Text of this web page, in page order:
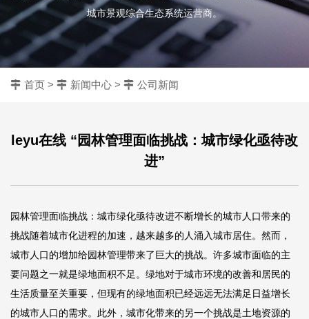
城市景观综合生态系统运营商。
首页 > 新闻中心 > 公司新闻
leyu在线 “园林管理面临挑战：城市绿化亟待改
进”
园林管理面临挑战：城市绿化亟待改进不断增长的城市人口带来的
挑战随着城市化进程的加速，越来越多的人涌入城市居住。然而，
城市人口的增加给园林管理带来了巨大的挑战。许多城市面临的主
要问题之一就是绿地面积不足。绿地对于城市环境的改善和居民的
生活质量至关重要，但现有的绿地面积已经远远无法满足日益增长
的城市人口的需求。此外，城市化带来的另一个挑战是土地资源的